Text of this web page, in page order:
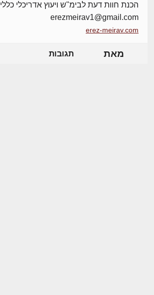
הכנת חוות דעת לבימ"ש ויעוץ אדריכלי כללי
erezmeirav1@gmail.com
erez-meirav.com
מאת תגובות